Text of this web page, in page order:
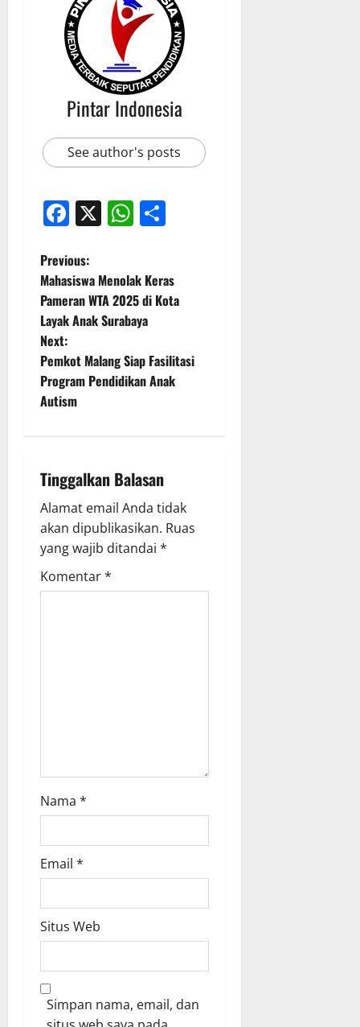
Pintar Indonesia
See author's posts
Facebook
X WhatsApp
P
o
s
t
n
v
i
g
a
t
Previous:
Mahasiswa Menolak Keras
Pameran WTA 2025 di Kota
Layak Anak Surabaya
Next:
Pemkot Malang Siap Fasilitasi
Program Pendidikan Anak
Autism
Tinggalkan Balasan
Alamat email Anda tidak
akan dipublikasikan. Ruas
yang wajib ditandai *
Komentar*
Nama *
Email *
Situs Web
Simpan nama, email, dan